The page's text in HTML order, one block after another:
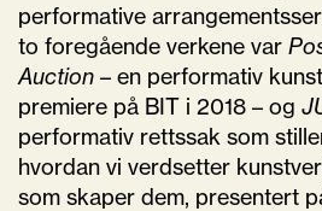
performative
to foregående verkene var
Auction – en performativ
premiere på BIT i 2018 – og
performativ rettssak som
hvordan vi verdsetter
som skaper dem, presentert